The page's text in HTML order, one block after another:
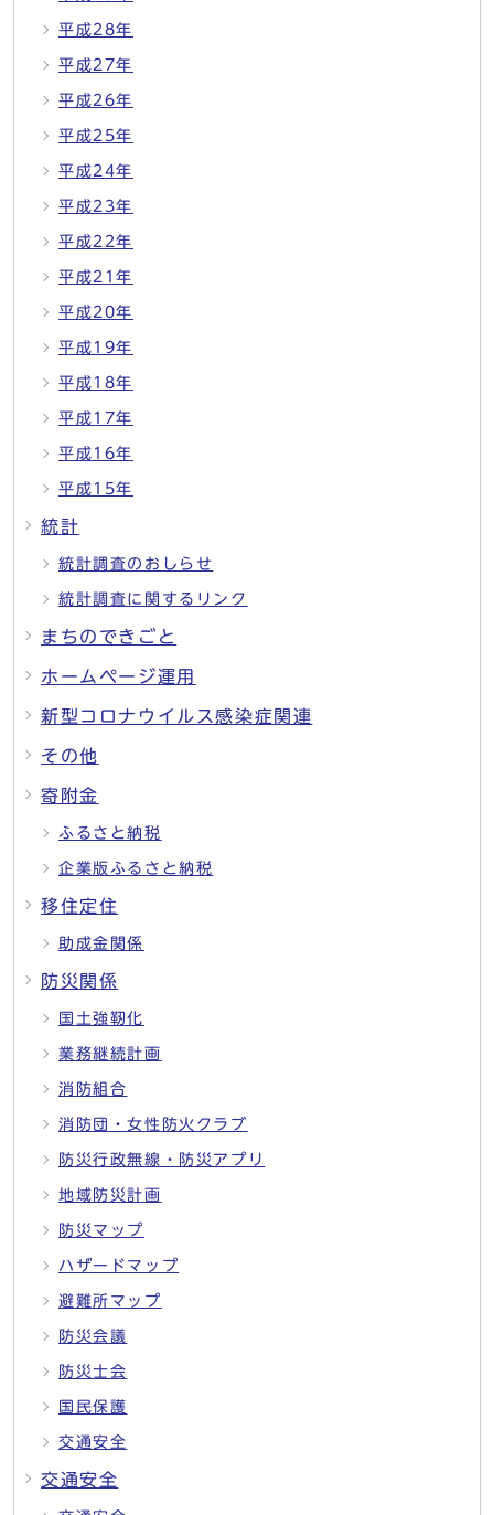
平成28年
平成27年
平成26年
平成25年
平成24年
平成23年
平成22年
平成21年
平成20年
平成19年
平成18年
平成17年
平成16年
平成15年
統計
統計調査のおしらせ
統計調査に関するリンク
まちのできごと
ホームページ運用
新型コロナウイルス感染症関連
その他
寄附金
ふるさと納税
企業版ふるさと納税
移住定住
助成金関係
防災関係
国土強靭化
業務継続計画
消防組合
消防団・女性防火クラブ
防災行政無線・防災アプリ
地域防災計画
防災マップ
ハザードマップ
避難所マップ
防災会議
防災士会
国民保護
交通安全
交通安全